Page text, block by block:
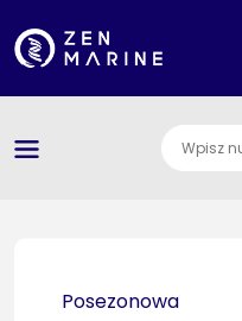
Posezonowa